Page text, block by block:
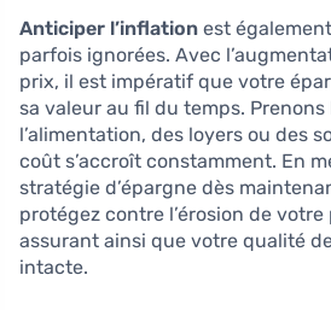
Anticiper l’inflation est
parfois ignorées. Avec
prix, il est impératif que votre
sa valeur au fil du temps. Prenons
l’alimentation, des loyers ou des
coût s’accroît constamment. En
stratégie d’épargne dès
protégez contre l’érosion de votre
assurant ainsi que votre qualité
intacte.